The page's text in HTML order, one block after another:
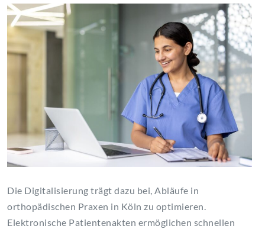
Die Digitalisierung trägt dazu bei, Abläufe in
orthopädischen Praxen in Köln zu optimieren.
Elektronische Patientenakten ermöglichen schnellen